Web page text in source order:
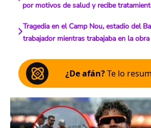
por motivos de salud y recibe
Tragedia en el Camp Nou, estadio del
trabajador mientras trabajaba en la obra
¿De afán?Te lo